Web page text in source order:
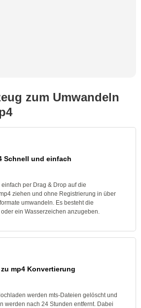
zum Umwandeln
Schnell und einfach
per Drag & Drop auf die
ziehen und ohne Registrierung in über
umwandeln. Es besteht die
ein Wasserzeichen anzugeben.
mp4 Konvertierung
werden mts-Dateien gelöscht und
werden nach 24 Stunden entfernt. Dabei